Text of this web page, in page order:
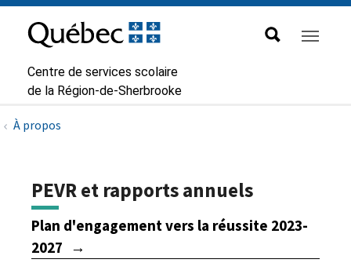
Aller à la navigation principale
Aller au contenu principal
Passer au pied de page
au
contenu
Centre de services scolaire
de la Région-de-Sherbrooke
À propos
PEVR et rapports annuels
Plan d'engagement vers la réussite 2023-
2027